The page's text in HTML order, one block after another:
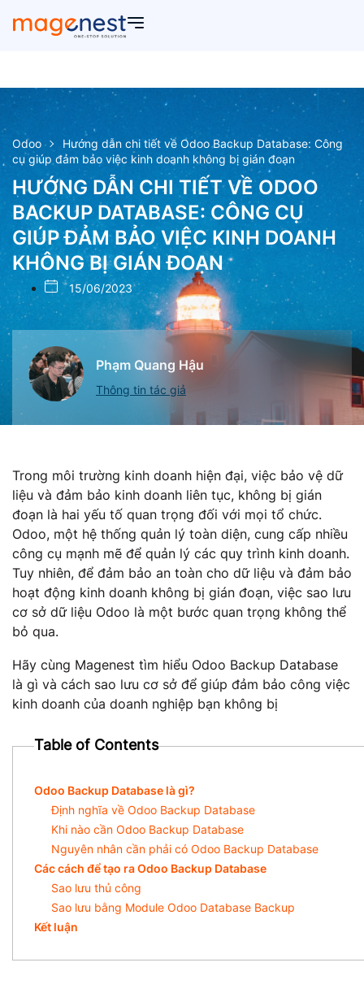
Odoo
Hướng dẫn chi tiết về Odoo Backup Database: Công
cụ giúp đảm bảo việc kinh doanh không bị gián đoạn
HƯỚNG DẪN CHI TIẾT VỀ ODOO
BACKUP DATABASE: CÔNG CỤ
GIÚP ĐẢM BẢO VIỆC KINH DOANH
KHÔNG BỊ GIÁN ĐOẠN
15/06/2023
Phạm Quang Hậu
Thông tin tác giả
Trong môi trường kinh doanh hiện đại, việc bảo vệ dữ
liệu và đảm bảo kinh doanh liên tục, không bị gián
đoạn là hai yếu tố quan trọng đối với mọi tổ chức.
Odoo, một hệ thống quản lý toàn diện, cung cấp nhiều
công cụ mạnh mẽ để quản lý các quy trình kinh doanh.
Tuy nhiên, để đảm bảo an toàn cho dữ liệu và đảm bảo
hoạt động kinh doanh không bị gián đoạn, việc sao lưu
cơ sở dữ liệu Odoo là một bước quan trọng không thể
bỏ qua.
Hãy cùng Magenest tìm hiểu Odoo Backup Database
là gì và cách sao lưu cơ sở để giúp đảm bảo công việc
kinh doanh của doanh nghiệp bạn không bị
Table of Contents
Odoo Backup Database là gì?
Định nghĩa về Odoo Backup Database
Khi nào cần Odoo Backup Database
Nguyên nhân cần phải có Odoo Backup Database
Các cách để tạo ra Odoo Backup Database
Sao lưu thủ công
Sao lưu bằng Module Odoo Database Backup
Kết luận